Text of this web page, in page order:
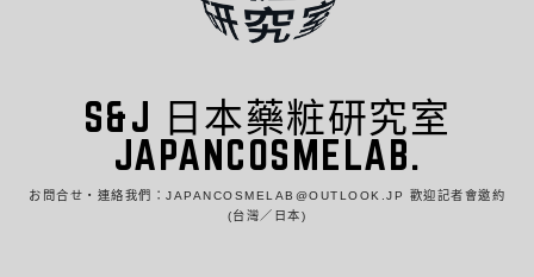
S&J 日本藥粧研究室
JAPANCOSMELAB.
お問合せ・連絡我們：JAPANCOSMELAB@OUTLOOK.JP 歡迎記者會邀約
(台灣／日本)